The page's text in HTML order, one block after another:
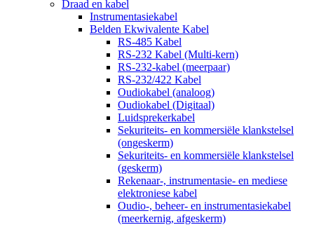
Draad en kabel
Instrumentasiekabel
Belden Ekwivalente Kabel
RS-485 Kabel
RS-232 Kabel (Multi-kern)
RS-232-kabel (meerpaar)
RS-232/422 Kabel
Oudiokabel (analoog)
Oudiokabel (Digitaal)
Luidsprekerkabel
Sekuriteits- en kommersiële klankstelsel
(ongeskerm)
Sekuriteits- en kommersiële klankstelsel
(geskerm)
Rekenaar-, instrumentasie- en mediese
elektroniese kabel
Oudio-, beheer- en instrumentasiekabel
(meerkernig, afgeskerm)